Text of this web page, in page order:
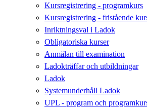
Kursregistrering - programkurs
Kursregistrering - fristående
Inriktningsval i Ladok
Obligatoriska kurser
Anmälan till examination
Ladokträffar och utbildningar
Ladok
Systemunderhåll Ladok
UPL - program och